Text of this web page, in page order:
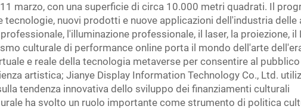
marzo, con una superficie di circa 10.000 metri quadrati. Il
tecnologie, nuovi prodotti e nuove applicazioni dell'industria
l'illuminazione professionale, il laser, la proiezione,
culturale di performance online porta il mondo dell'arte
e reale della tecnologia metaverse per consentire al
artistica; Jianye Display Information Technology Co., Ltd.
tendenza innovativa dello sviluppo dei finanziamenti culturali
ha svolto un ruolo importante come strumento di politica